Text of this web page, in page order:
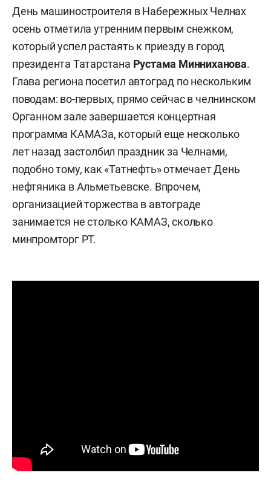
День машиностроителя в Набережных Челнах
осень отметила утренним первым снежком,
который успел растаять к приезду в город
президента Татарстана Рустама Минниханова.
Глава региона посетил автоград по нескольким
поводам: во-первых, прямо сейчас в челнинском
Органном зале завершается концертная
программа КАМАЗа, который еще несколько
лет назад застолбил праздник за Челнами,
подобно тому, как «Татнефть» отмечает День
нефтяника в Альметьевске. Впрочем,
организацией торжества в автограде
занимается не столько КАМАЗ, сколько
минпромторг РТ.